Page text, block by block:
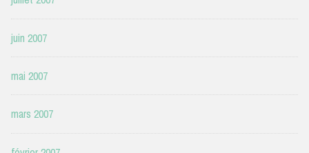
juin 2007
mai 2007
mars 2007